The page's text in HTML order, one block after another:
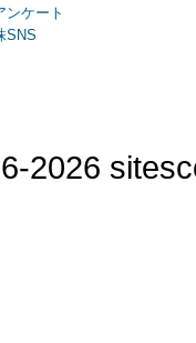
ンケート
SNS
2026